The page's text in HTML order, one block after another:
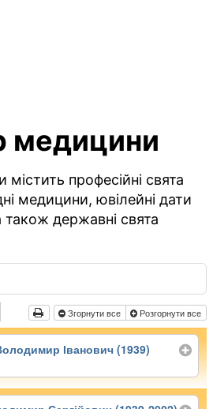
медицини
професійні свята
медицини, ювілейні дати
також державні свята
Згорнути все Розгорнути все
Іванович (1939)